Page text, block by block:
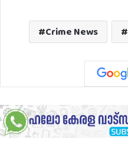
Crime News